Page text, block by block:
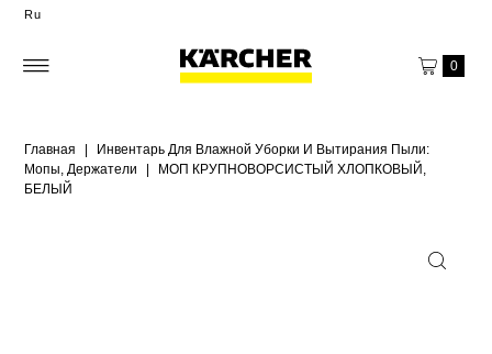
Ru
0
Главная |
Инвентарь Для Влажной Уборки И Вытирания Пыли:
Мопы, Держатели
|
МОП КРУПНОВОРСИСТЫЙ ХЛОПКОВЫЙ,
БЕЛЫЙ